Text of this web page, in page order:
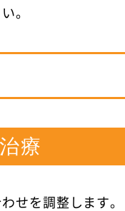
。
療
せを調整します。